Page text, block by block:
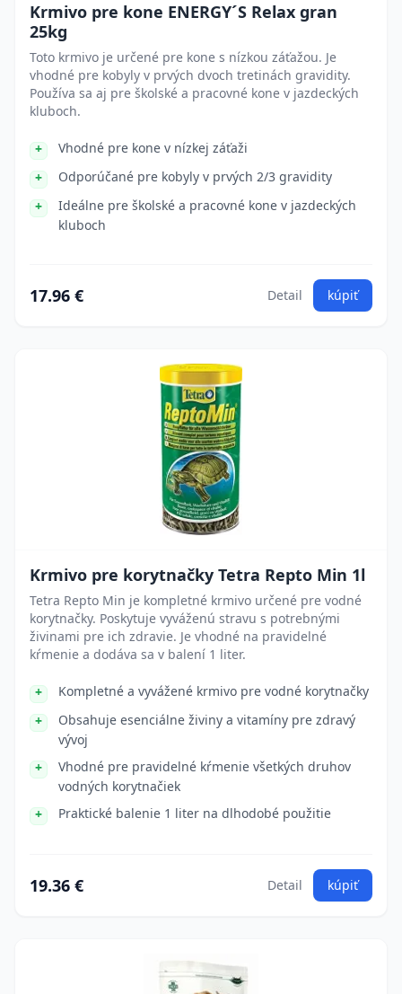
Krmivo pre kone ENERGY´S Relax gran
25kg
Toto krmivo je určené pre kone s nízkou záťažou. Je
vhodné pre kobyly v prvých dvoch tretinách gravidity.
Používa sa aj pre školské a pracovné kone v jazdeckých
kluboch.
Vhodné pre kone v nízkej záťaži
Odporúčané pre kobyly v prvých 2/3 gravidity
Ideálne pre školské a pracovné kone v jazdeckých
kluboch
17.96 € Detail kúpiť
Krmivo pre korytnačky Tetra Repto Min 1l
Tetra Repto Min je kompletné krmivo určené pre vodné
korytnačky. Poskytuje vyváženú stravu s potrebnými
živinami pre ich zdravie. Je vhodné na pravidelné
kŕmenie a dodáva sa v balení 1 liter.
Kompletné a vyvážené krmivo pre vodné korytnačky
Obsahuje esenciálne živiny a vitamíny pre zdravý
vývoj
Vhodné pre pravidelné kŕmenie všetkých druhov
vodných korytnačiek
Praktické balenie 1 liter na dlhodobé použitie
19.36 € Detail kúpiť